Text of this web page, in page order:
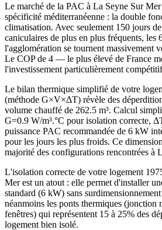
Le marché de la PAC à La Seyne Sur
spécificité méditerranéenne : la double
climatisation. Avec seulement 150 jours
caniculaires de plus en plus fréquents, les
l'agglomération se tournent massivement
Le COP de 4 — le plus élevé de France
l'investissement particulièrement
Le bilan thermique simplifié de votre
(méthode G×V×ΔT) révèle des
volume chauffé de 262.5 m³. Calcul
G=0.9 W/m³.°C pour isolation correcte,
puissance PAC recommandée de 6 kW
pour les jours les plus froids. Ce
majorité des configurations rencontrées à
L'isolation correcte de votre logement
Mer est un atout : elle permet d'installer
standard (6 kW) sans
néanmoins les ponts thermiques (jonction
fenêtres) qui représentent 15 à 25% des
logement bien isolé.